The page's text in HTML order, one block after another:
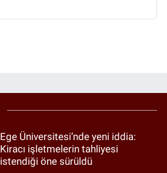
Ege Üniversitesi’nde yeni iddia:
Kiracı işletmelerin tahliyesi
istendiği öne sürüldü